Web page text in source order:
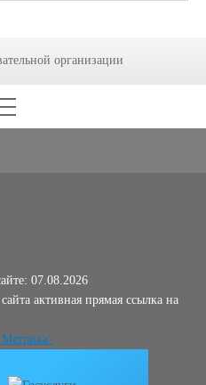
организации
07.08.2026
активная прямая ссылка на